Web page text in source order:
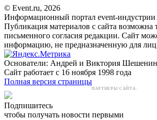
© Event.ru, 2026
Информационный портал event-индустрии
Публикация материалов с сайта возможна
письменного согласия редакции. Сайт
информацию, не предназначенную для
Основатели: Андрей и Виктория
Сайт работает с 16 ноября 1998 года
Полная версия страницы
ПАРТНЕРЫ САЙТА:
Подпишитесь
чтобы получать новости первыми